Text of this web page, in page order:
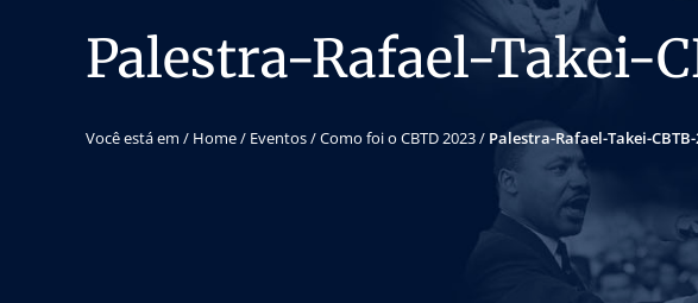
Palestra-Rafael-Takei-
Você está em / Home/ Eventos/Como foi o CBTD 2023/ Palestra-Rafael-Takei-CBTB-